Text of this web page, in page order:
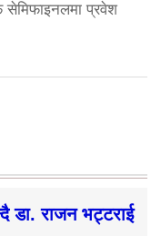
सेमिफाइनलमा प्रवेश
डा. राजन भट्टराई